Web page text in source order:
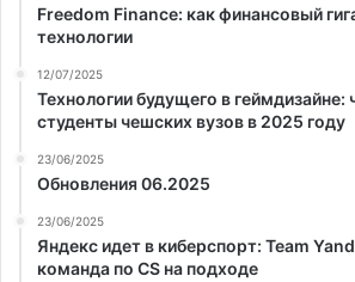
Freedom Finance: как финансовый
технологии
12/07/2025
Технологии будущего в геймдизайне:
студенты чешских вузов в 2025 году
23/06/2025
Обновления 06.2025
23/06/2025
Яндекс идет в киберспорт: Team
команда по CS на подходе